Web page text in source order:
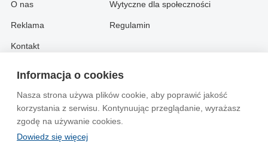
Informacja o cookies
Nasza strona używa plików cookie, aby poprawić jakość
korzystania z serwisu. Kontynuując przeglądanie, wyrażasz
zgodę na używanie cookies.
Dowiedz się więcej
O nas
Reklama
Kontakt
Wytyczne dla społeczności
Regulamin
Information in English:
About
Advertise
Contact